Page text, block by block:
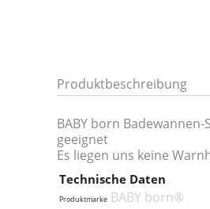
Produktbeschreibung
BABY born
geeignet
Es liegen uns keine
Technische Daten
Produktmarke BABY born®